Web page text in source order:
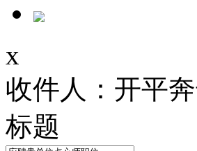
x
收件人：开平
标题